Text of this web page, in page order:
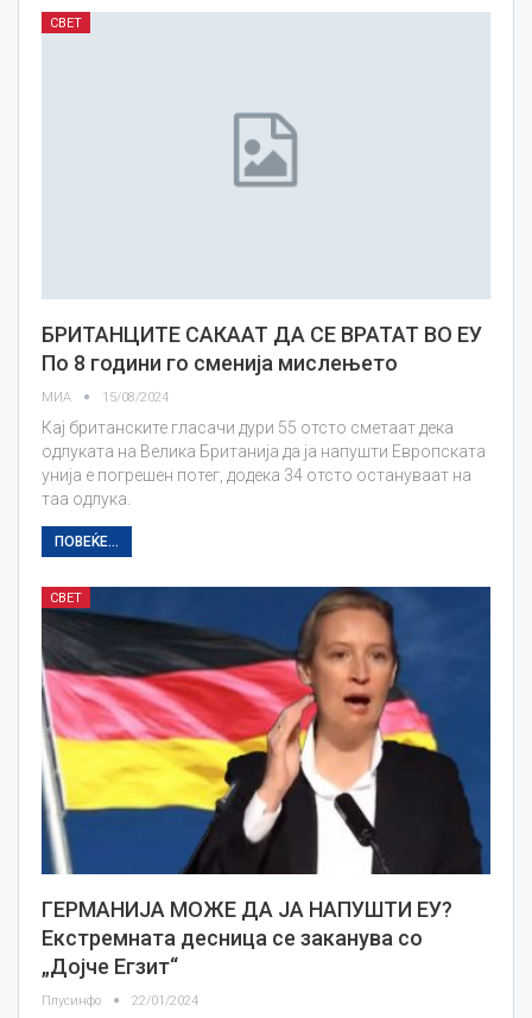
СВЕТ
БРИТАНЦИТЕ САКААТ ДА СЕ ВРАТАТ ВО ЕУ
По 8 години го сменија мислењето
МИА 15/08/2024
Кај британските гласачи дури 55 отсто сметаат дека
одлуката на Велика Британија да ја напушти Европската
унија е погрешен потег, додека 34 отсто остануваат на
таа одлука.
ПОВЕЌЕ...
СВЕТ
ГЕРМАНИЈА МОЖЕ ДА ЈА НАПУШТИ ЕУ?
Екстремната десница се заканува со
„Дојче Егзит“
Плусинфо 22/01/2024